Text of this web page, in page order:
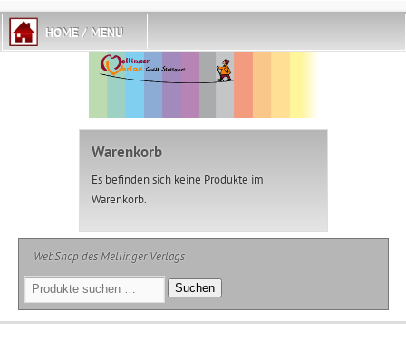
Warenkorb
Es befinden sich keine Produkte im
Warenkorb.
WebShop des Mellinger Verlags
Suchen
nach:
Suchen